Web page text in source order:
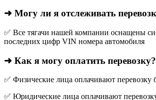
➜ Могу ли я отслеживать
✅ Все тягачи нашей компании оснащены
последних цифр VIN номера автомобиля
➜ Как я могу оплатить перевозку?
✅ Физические лица оплачивают перевозку
✅ Юридические лица оплачивают